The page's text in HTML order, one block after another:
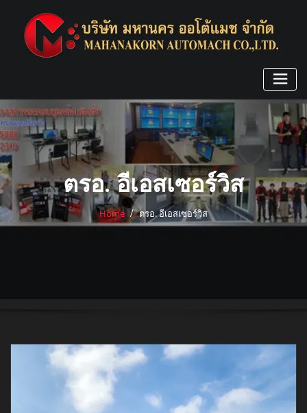
content
ตรอ. อีเอสเซอร์วิส
Home ตรอ. อีเอสเซอร์วิส